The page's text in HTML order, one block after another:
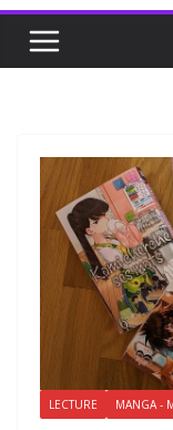
LECTURE MANGA -